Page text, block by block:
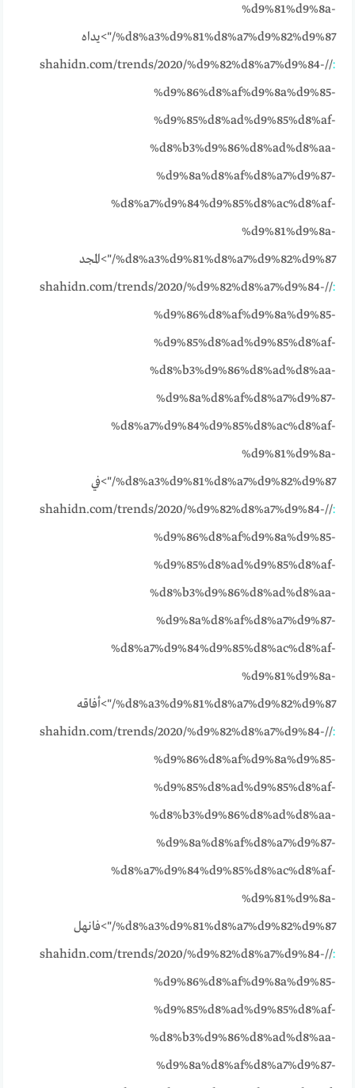
%d9%81%d9%8a-
%d8%a3%d9%81%d8%a7%d9%82%d9%87/">يداه
:
//shahidn.com/trends/2020/%d9%82%d8%a7%d9%84-
%d9%86%d8%af%d9%8a%d9%85-
%d9%85%d8%ad%d9%85%d8%af-
%d8%b3%d9%86%d8%ad%d8%aa-
%d9%8a%d8%af%d8%a7%d9%87-
%d8%a7%d9%84%d9%85%d8%ac%d8%af-
%d9%81%d9%8a-
%d8%a3%d9%81%d8%a7%d9%82%d9%87/">المجد
:
//shahidn.com/trends/2020/%d9%82%d8%a7%d9%84-
%d9%86%d8%af%d9%8a%d9%85-
%d9%85%d8%ad%d9%85%d8%af-
%d8%b3%d9%86%d8%ad%d8%aa-
%d9%8a%d8%af%d8%a7%d9%87-
%d8%a7%d9%84%d9%85%d8%ac%d8%af-
%d9%81%d9%8a-
%d8%a3%d9%81%d8%a7%d9%82%d9%87/">في
:
//shahidn.com/trends/2020/%d9%82%d8%a7%d9%84-
%d9%86%d8%af%d9%8a%d9%85-
%d9%85%d8%ad%d9%85%d8%af-
%d8%b3%d9%86%d8%ad%d8%aa-
%d9%8a%d8%af%d8%a7%d9%87-
%d8%a7%d9%84%d9%85%d8%ac%d8%af-
%d9%81%d9%8a-
%d8%a3%d9%81%d8%a7%d9%82%d9%87/">أفاقه
:
//shahidn.com/trends/2020/%d9%82%d8%a7%d9%84-
%d9%86%d8%af%d9%8a%d9%85-
%d9%85%d8%ad%d9%85%d8%af-
%d8%b3%d9%86%d8%ad%d8%aa-
%d9%8a%d8%af%d8%a7%d9%87-
%d8%a7%d9%84%d9%85%d8%ac%d8%af-
%d9%81%d9%8a-
%d8%a3%d9%81%d8%a7%d9%82%d9%87/">فانهل
:
//shahidn.com/trends/2020/%d9%82%d8%a7%d9%84-
%d9%86%d8%af%d9%8a%d9%85-
%d9%85%d8%ad%d9%85%d8%af-
%d8%b3%d9%86%d8%ad%d8%aa-
%d9%8a%d8%af%d8%a7%d9%87-